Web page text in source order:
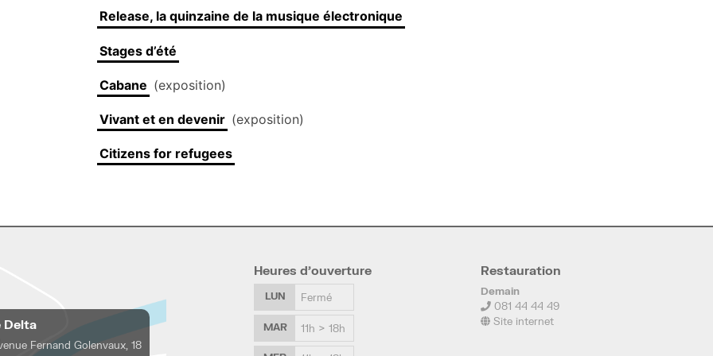
Release, la quinzaine de la musique électronique
Stages d’été
Cabane (exposition)
Vivant et en devenir (exposition)
Citizens for refugees
Delta
Fernand Golenvaux, 18
Heures d’ouverture
LUN Fermé
MAR 11h > 18h
Restauration
Demain
081 44 44 49
Site internet